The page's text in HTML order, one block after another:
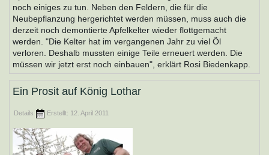
noch einiges zu tun. Neben den Feldern, die für die
Neubepflanzung hergerichtet werden müssen, muss auch die
derzeit noch demontierte Apfelkelter wieder flottgemacht
werden. "Die Kelter hat im vergangenen Jahr zu viel Öl
verloren. Deshalb mussten einige Teile erneuert werden. Die
müssen wir jetzt erst noch einbauen", erklärt Rosi Biedenkapp.
Ein Prosit auf König Lothar
Details Erstellt: 12. April 2011